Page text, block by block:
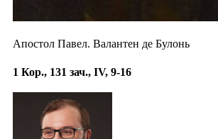
Апостол Павел. Валантен де Булонь
1 Кор., 131 зач., IV, 9-16